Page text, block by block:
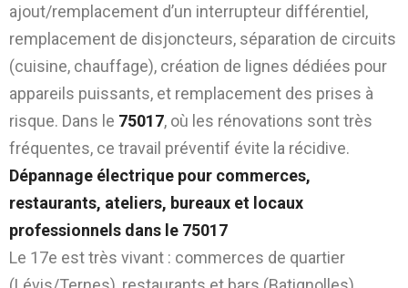
ajout/remplacement d’un interrupteur différentiel,
remplacement de disjoncteurs, séparation de circuits
(cuisine, chauffage), création de lignes dédiées pour
appareils puissants, et remplacement des prises à
risque. Dans le 75017, où les rénovations sont très
fréquentes, ce travail préventif évite la récidive.
Dépannage électrique pour commerces,
restaurants, ateliers, bureaux et locaux
professionnels dans le 75017
Le 17e est très vivant : commerces de quartier